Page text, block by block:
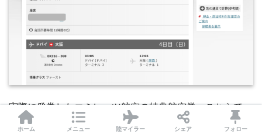
実際に発券したエミレーツ航空の特典航空券、こちらで
す。ホーム メニュー 陸マイラー シェア フォロー